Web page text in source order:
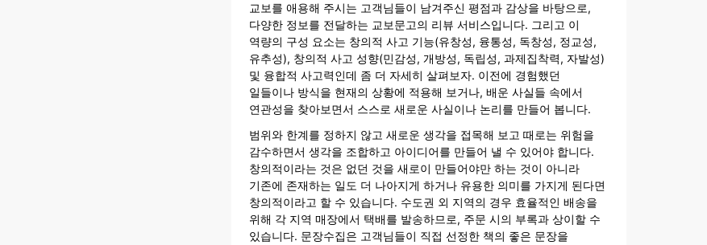
교보를 애용해 주시는 고객님들이 남겨주신 평점과 감상을 바탕으로,
다양한 정보를 전달하는 교보문고의 리뷰 서비스입니다. 그리고 이
역량의 구성 요소는 창의적 사고 기능(유창성, 융통성, 독창성, 정교성,
유추성), 창의적 사고 성향(민감성, 개방성, 독립성, 과제집착력, 자발성)
및 융합적 사고력인데 좀 더 자세히 살펴보자. 이전에 경험했던
일들이나 방식을 현재의 상황에 적용해 보거나, 배운 사실들 속에서
연관성을 찾아보면서 스스로 새로운 사실이나 논리를 만들어 봅니다.
범위와 한계를 정하지 않고 새로운 생각을 접목해 보고 때로는 위험을
감수하면서 생각을 조합하고 아이디어를 만들어 낼 수 있어야 합니다.
창의적이라는 것은 없던 것을 새로이 만들어야만 하는 것이 아니라
기존에 존재하는 일도 더 나아지게 하거나 유용한 의미를 가지게 된다면
창의적이라고 할 수 있습니다. 수도권 외 지역의 경우 효율적인 배송을
위해 각 지역 매장에서 택배를 발송하므로, 주문 시의 부록과 상이할 수
있습니다. 문장수집은 고객님들이 직접 선정한 책의 좋은 문장을